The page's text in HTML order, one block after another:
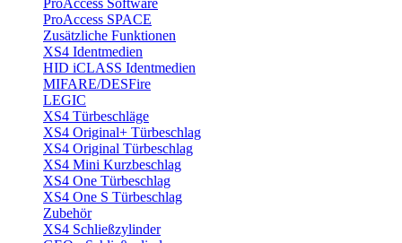
ProAccess SPACE
Zusätzliche Funktionen
XS4 Identmedien
HID iCLASS Identmedien
MIFARE/DESFire
LEGIC
XS4 Türbeschläge
XS4 Original+ Türbeschlag
XS4 Original Türbeschlag
XS4 Mini Kurzbeschlag
XS4 One Türbeschlag
XS4 One S Türbeschlag
Zubehör
XS4 Schließzylinder